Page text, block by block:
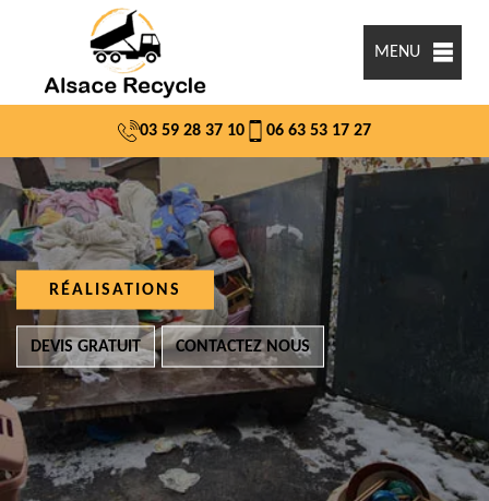
MENU
03 59 28 37 10 06 63 53 17 27
RÉALISATIONS
DEVIS GRATUIT CONTACTEZ NOUS